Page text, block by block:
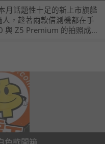
月話題性十足的新上市旗艦
，趁著兩款借測機都在手
與 Z5 Premium 的拍照成像